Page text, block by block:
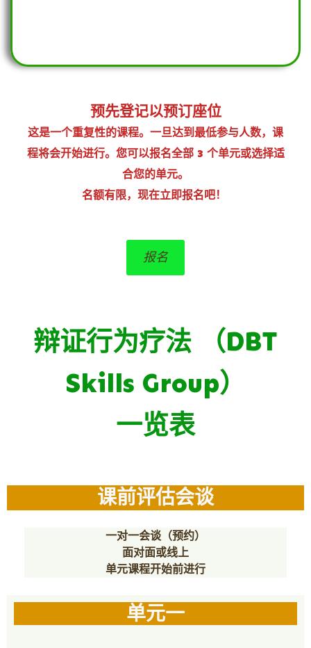
预先登记以预订座位
这是一个重复性的课程。一旦达到最低参与人数，课
程将会开始进行。您可以报名全部 3 个单元或选择适
合您的单元。
名额有限，现在立即报名吧！
报名
辩证行为疗法 （DBT
Skills Group）
一览表
课前评估会谈
一对一会谈（预约）
面对面或线上
单元课程开始前进行
单元一